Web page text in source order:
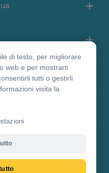
di testo, per migliorare
web e per mostrarti
tutti o gestirli
visita la